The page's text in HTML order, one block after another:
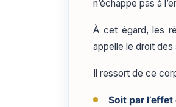
n’échappe pas à
À cet égard, les
appelle le droit
Il ressort de ce
Soit par l’effet